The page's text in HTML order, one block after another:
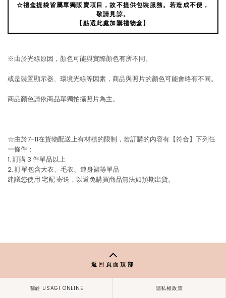
☆禮盒提袋皆屬單獨販賣項目，故不提供包裝服務。若造成不便，
敬請見諒。
【點選此處加購禮物盒】
※由於光線原因，顏色可能與實際顏色有所不同。
或是裝置顯示器、環境光線等因素，商品與照片的顏色可能會略有不同。
商品顏色請依商品單獨拍攝照片為主。
☆由於7-11在貨物配送上有材積的限制，若訂購的內容有【符合】下列任
一條件：
1. 訂購 3 件單品以上
2. 訂單包含大衣、毛衣、連身裙等單品
建議您使用 宅配寄送，以避免購買商品無法如預期出貨。
返回頁面頂部
關於 USAGI ONLINE 隱私權政策